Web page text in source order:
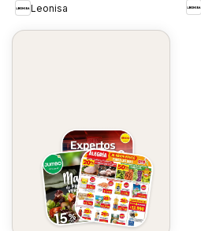
Leonisa